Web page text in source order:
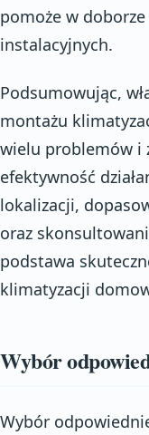
pomoże w
instalacyjnych.
Podsumowując,
montażu
wielu problemów i
efektywność
lokalizacji,
oraz
podstawa
klimatyzacji
Wybór
Wybór